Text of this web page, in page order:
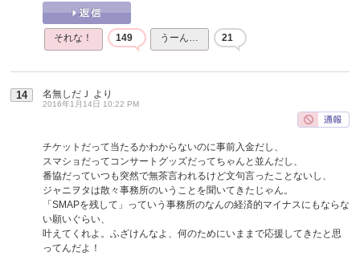
それな！ 149 うーん… 21
14 名無しだＪ より
2016年1月14日 10:22 PM
チケットだって当たるかわからないのに事前入金だし、
スマショだってコンサートグッズだってちゃんと並んだし、
番協だっていつも突然で無茶言われるけど文句言ったことないし、
ジャニヲタは散々事務所のいうことを聞いてきたじゃん。
「SMAPを残して」っていう事務所のなんの経済的マイナスにもならな
い願いぐらい、
叶えてくれよ。ふざけんなよ、何のためにいままで応援してきたと思
ってんだよ！